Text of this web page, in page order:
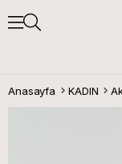
Anasayfa KADIN